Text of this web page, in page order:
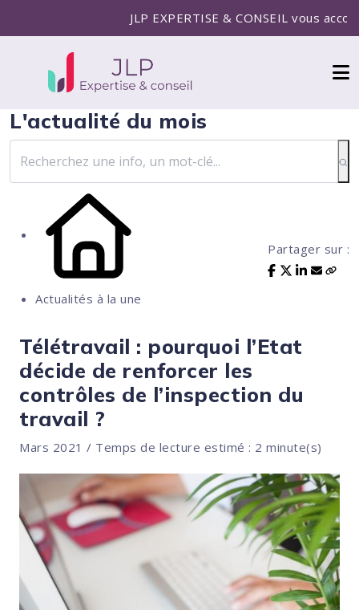
JLP EXPERTISE & CONSEIL vous
L'actualité du mois
Actualités à la une
Partager sur :
Télétravail : pourquoi l’Etat
décide de renforcer les
contrôles de l’inspection du
travail ?
Mars 2021 / Temps de lecture estimé : 2 minute(s)